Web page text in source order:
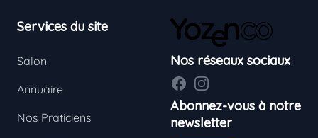
Services du site
Salon
Annuaire
Nos Praticiens
Nos réseaux sociaux
FacebookInstagram
Abonnez-vous à notre
newsletter